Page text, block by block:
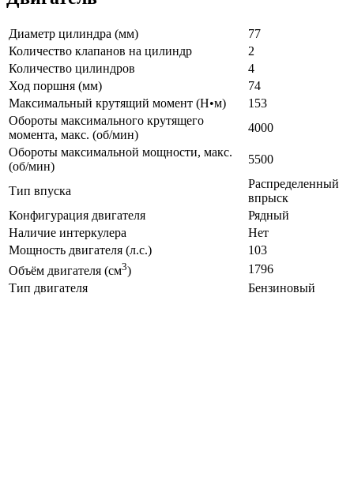
Диаметр цилиндра (мм)
77
Количество клапанов на цилиндр
2
Количество цилиндров
4
Ход поршня (мм)
74
Максимальный крутящий момент (Н•м)
153
Обороты максимального крутящего
момента, макс. (об/мин)
4000
Обороты максимальной мощности, макс.
(об/мин)
5500
Тип впуска
Распределенный
впрыск
Конфигурация двигателя
Рядный
Наличие интеркулера
Нет
Мощность двигателя (л.с.)
103
Объём двигателя (см3)
1796
Тип двигателя
Бензиновый